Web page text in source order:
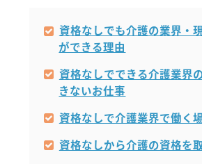
資格なしでも介護の業界・
ができる理由
資格なしでできる介護業界
きないお仕事
資格なしで介護業界で働く
資格なしから介護の資格を